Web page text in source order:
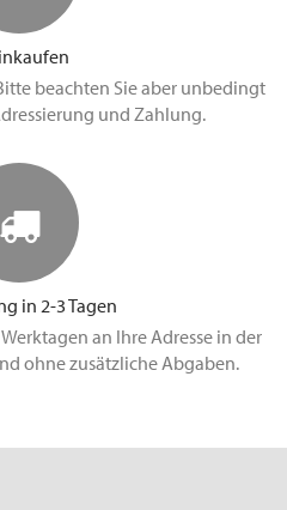
beachten Sie aber unbedingt
und Zahlung.
in 2-3 Tagen
an Ihre Adresse in der
ohne zusätzliche Abgaben.